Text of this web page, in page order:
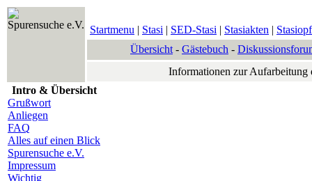
Spurensuche e.V. Startmenu | Stasi | SED-Stasi | Stasiakten |
Übersicht - Gästebuch -
Informationen zur
Intro & Übersicht
Grußwort
Anliegen
FAQ
Alles auf einen Blick
Spurensuche e.V.
Impressum
Wichtig